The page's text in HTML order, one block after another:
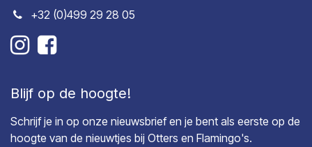
+32 (0)499 29 28 05
Blijf op de hoogte!
Schrijf je in op onze nieuwsbrief en je bent als eerste op de
hoogte van de nieuwtjes bij Otters en Flamingo's.